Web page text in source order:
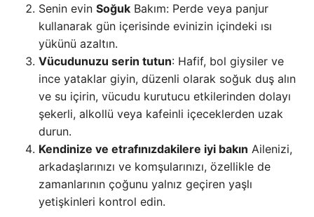
Senin evin Soğuk Bakım: Perde veya panjur
kullanarak gün içerisinde evinizin içindeki ısı
yükünü azaltın.
Vücudunuzu serin tutun: Hafif, bol giysiler ve
ince yataklar giyin, düzenli olarak soğuk duş alın
ve su içirin, vücudu kurutucu etkilerinden dolayı
şekerli, alkollü veya kafeinli içeceklerden uzak
durun.
Kendinize ve etrafınızdakilere iyi bakın Ailenizi,
arkadaşlarınızı ve komşularınızı, özellikle de
zamanlarının çoğunu yalnız geçiren yaşlı
yetişkinleri kontrol edin.